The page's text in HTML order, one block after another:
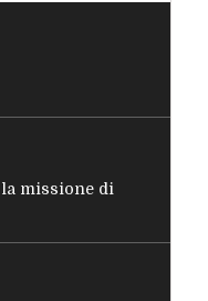
la missione di